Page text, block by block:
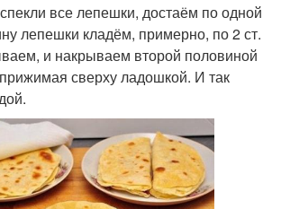
все лепешки, достаём по одной
лепешки кладём, примерно, по 2 ст.
и накрываем второй половиной
сверху ладошкой. И так